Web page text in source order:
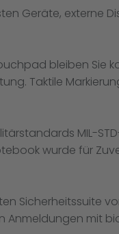
Geräte,
bleiben Sie
Taktile
MIL-
wurde für
Sicherheitssuite
Anmeldungen mit